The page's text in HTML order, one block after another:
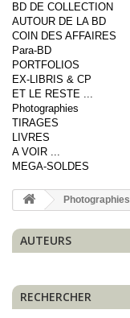
BD DE COLLECTION
AUTOUR DE LA BD
COIN DES AFFAIRES
Para-BD
PORTFOLIOS
EX-LIBRIS & CP
ET LE RESTE ...
Photographies
TIRAGES
LIVRES
A VOIR ...
MEGA-SOLDES
Photographies
AUTEURS
RECHERCHER